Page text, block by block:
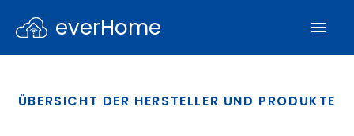
everHome
ÜBERSICHT DER HERSTELLER UND PRODUKTE